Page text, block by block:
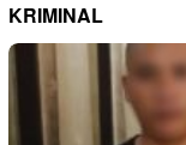
KRIMINAL